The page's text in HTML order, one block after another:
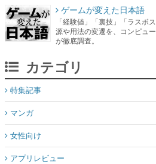
ゲームが変えた日本語
「経験値」「裏技」「ラスボ
源や用法の変遷を、コンピュ
が徹底調査。
カテゴリ
特集記事
マンガ
女性向け
アプリレビュー